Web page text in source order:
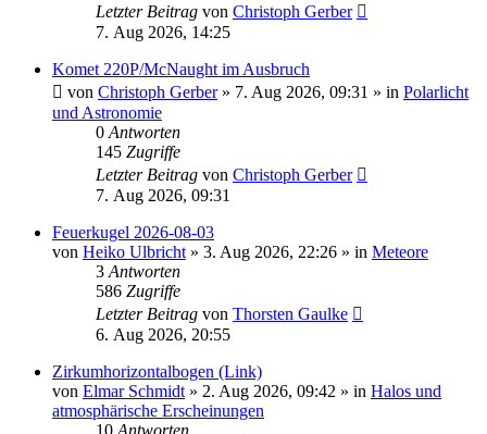
Letzter Beitrag von Christoph Gerber
7. Aug 2026, 14:25
Komet 220P/McNaught im Ausbruch
von Christoph Gerber» 7. Aug 2026, 09:31 » in Polarlicht
und Astronomie
0 Antworten
145 Zugriffe
Letzter Beitrag von Christoph Gerber
7. Aug 2026, 09:31
Feuerkugel 2026-08-03
von Heiko Ulbricht » 3. Aug 2026, 22:26 » in Meteore
3 Antworten
586 Zugriffe
Letzter Beitrag von Thorsten Gaulke
6. Aug 2026, 20:55
Zirkumhorizontalbogen (Link)
von Elmar Schmidt » 2. Aug 2026, 09:42 » in Halos und
atmosphärische Erscheinungen